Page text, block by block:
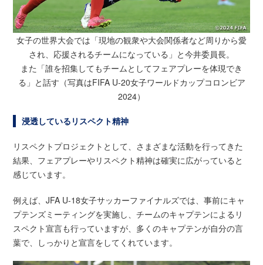
女子の世界大会では「現地の観衆や大会関係者など周りから愛
され、応援されるチームになっている」と今井委員長。
また「誰を招集してもチームとしてフェアプレーを体現でき
る」と話す（写真はFIFA U-20女子ワールドカップコロンビア
2024）
浸透しているリスペクト精神
リスペクトプロジェクトとして、さまざまな活動を行ってきた
結果、フェアプレーやリスペクト精神は確実に広がっていると
感じています。
例えば、JFA U-18女子サッカーファイナルズでは、事前にキャ
プテンズミーティングを実施し、チームのキャプテンによるリ
スペクト宣言も行っていますが、多くのキャプテンが自分の言
葉で、しっかりと宣言をしてくれています。